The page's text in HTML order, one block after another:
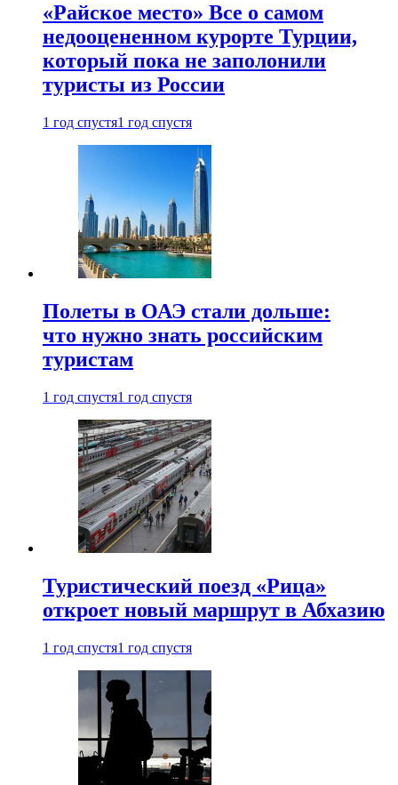
«Райское место» Все о самом
недооцененном курорте Турции,
который пока не заполонили
туристы из России
1 год спустя1 год спустя
Полеты в ОАЭ стали дольше:
что нужно знать российским
туристам
1 год спустя1 год спустя
Туристический поезд «Рица»
откроет новый маршрут в Абхазию
1 год спустя1 год спустя